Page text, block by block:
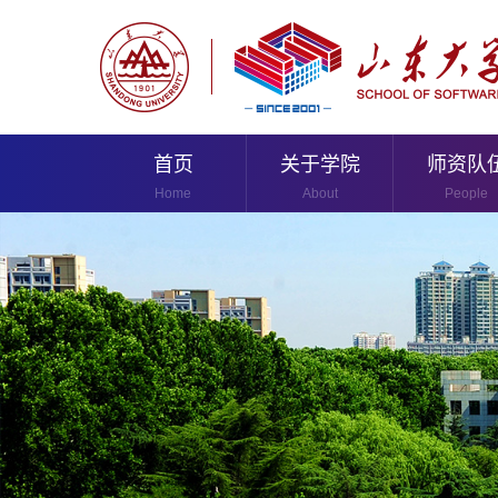
首页
Home
关于学院
About
师资队
People